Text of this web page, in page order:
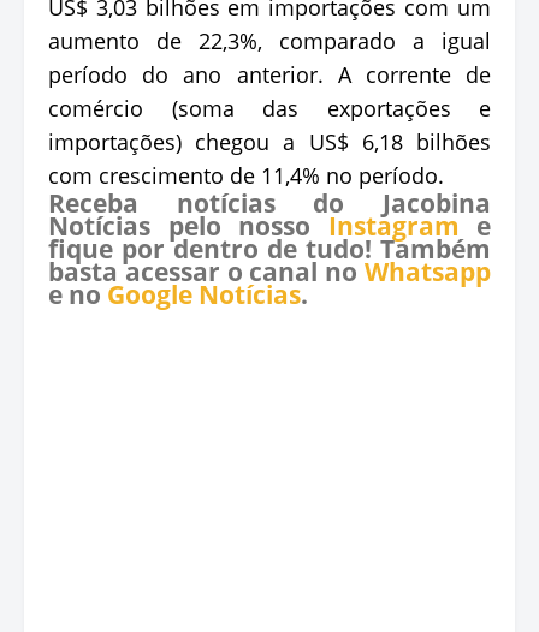
US$ 3,03 bilhões em importações com um
aumento de 22,3%, comparado a igual
período do ano anterior. A corrente de
comércio (soma das exportações e
importações) chegou a US$ 6,18 bilhões
com crescimento de 11,4% no período.
Receba notícias do Jacobina
Notícias pelo nosso Instagram e
fique por dentro de tudo! Também
basta acessar o canal no Whatsapp
e no Google Notícias.